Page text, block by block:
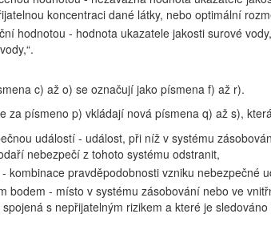
koncentraci dané látky, nebo optimální
hodnotou - hodnota ukazatele jakosti surové
c) až o) se označují jako písmena f) až r).
za písmeno p) vkládají nová písmena q) až s),
událostí - událost, při níž v systému
nebezpečí z tohoto systému odstranit,
kombinace pravděpodobnosti vzniku nebezpečné
bodem - místo v systému zásobování nebo ve
spojená s nepřijatelným rizikem a které je